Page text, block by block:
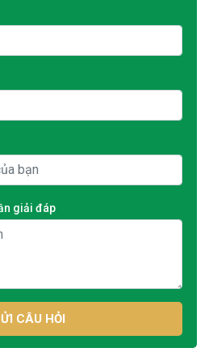
giải đáp
CÂU HỎI